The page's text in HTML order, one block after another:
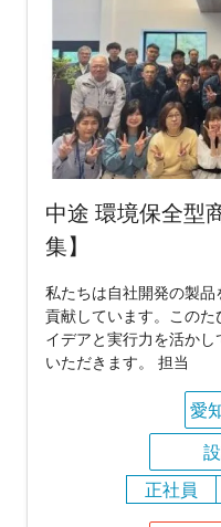
中途 環境保全型
集】
私たちは自社開発の製
貢献しています。この
イデアと実行力を活か
いただきます。 担当
愛
正社員